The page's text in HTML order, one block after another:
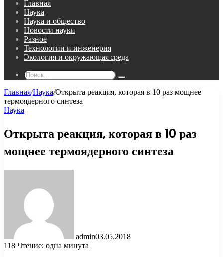
Главная
Наука
Наука и общество
Новости науки
Разное
Технологии и инженерия
Экология и окружающая среда
Поиск...
Главная/Наука/Открыта реакция, которая в 10 раз мощнее
термоядерного синтеза
Наука
Открыта реакция, которая в 10 раз
мощнее термоядерного синтеза
admin03.05.2018
118 Чтение: одна минута